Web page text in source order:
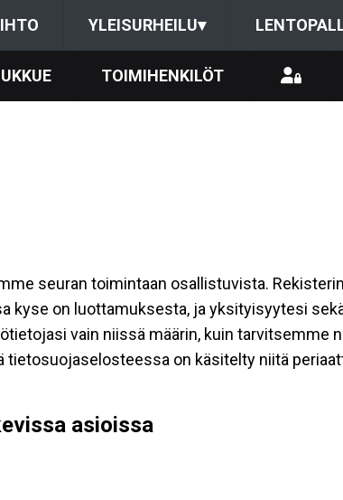
YLEISURHEILU▾
TOIMIHENKILÖT
seuran toimintaan osallistuvista.
kyse on luottamuksesta, ja yksityisyytesi
vain niissä määrin, kuin tarvitsemme
on käsitelty niitä
asioissa